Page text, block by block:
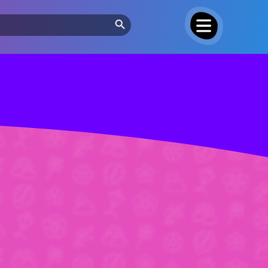
Search Button